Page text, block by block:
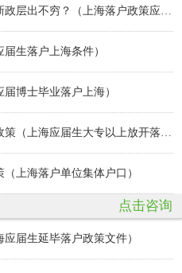
生落户上海条件）
博士毕业落户上海）
上海落户单位集体户口）
点击咨询
届生延毕落户政策文件）